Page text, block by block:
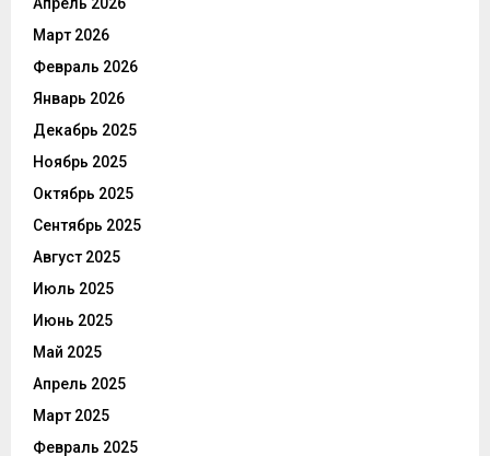
Март 2026
Февраль 2026
Январь 2026
Декабрь 2025
Ноябрь 2025
Октябрь 2025
Сентябрь 2025
Август 2025
Июль 2025
Июнь 2025
Май 2025
Апрель 2025
Март 2025
Февраль 2025